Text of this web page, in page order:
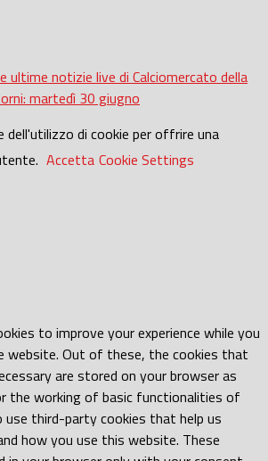
ultime notizie live di Calciomercato della
martedì 30 giugno
di cookie per offrire una
Accetta Cookie Settings
to improve your experience while you
website. Out of these, the cookies that
are stored on your browser as
the working of basic functionalities of
use third-party cookies that help us
how you use this website. These